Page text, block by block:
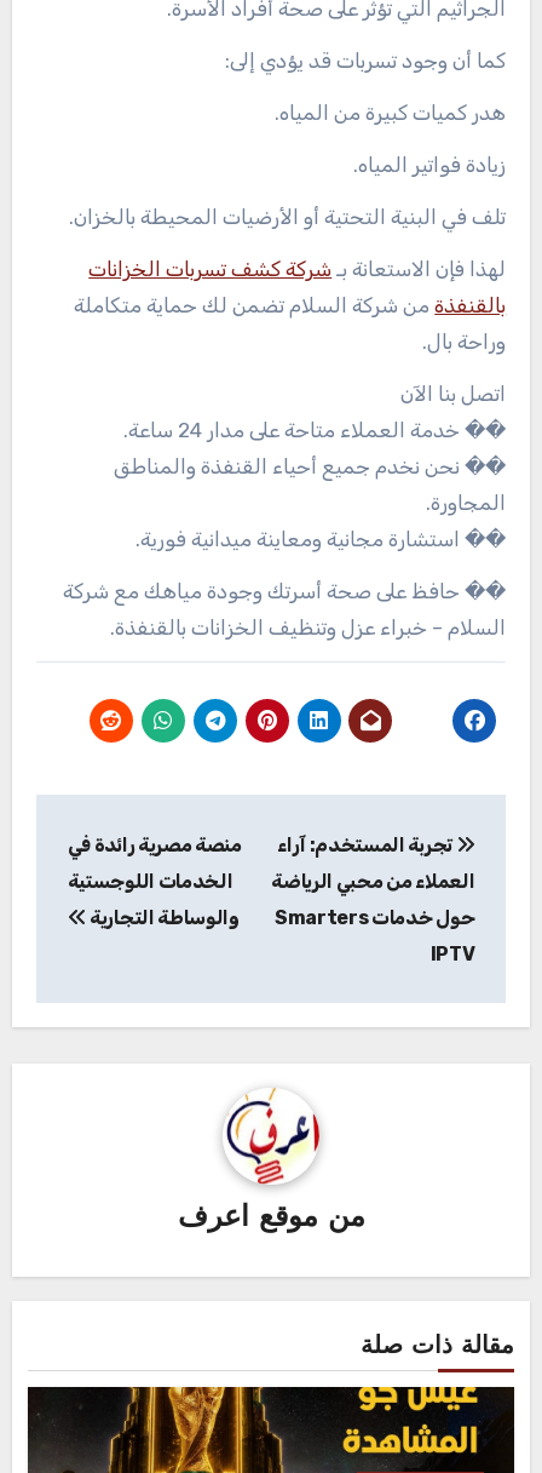
الجراثيم التي تؤثر على صحة أفراد الأسرة.
كما أن وجود تسربات قد يؤدي إلى:
هدر كميات كبيرة من المياه.
زيادة فواتير المياه.
تلف في البنية التحتية أو الأرضيات المحيطة بالخزان.
لهذا فإن الاستعانة بـ شركة كشف تسربات الخزانات
بالقنفذةمن شركة السلام تضمن لك حماية متكاملة
وراحة بال.
اتصل بنا الآن
�� خدمة العملاء متاحة على مدار 24 ساعة.
�� نحن نخدم جميع أحياء القنفذة والمناطق
المجاورة.
�� استشارة مجانية ومعاينة ميدانية فورية.
�� حافظ على صحة أسرتك وجودة مياهك مع شركة
السلام – خبراء عزل وتنظيف الخزانات بالقنفذة.
المقالات
تجربة المستخدم: آراء
العملاء من محبي الرياضة
حول خدمات Smarters
IPTV
منصة مصرية رائدة في
الخدمات اللوجستية
والوساطة التجارية
من موقع اعرف
مقالة ذات صلة